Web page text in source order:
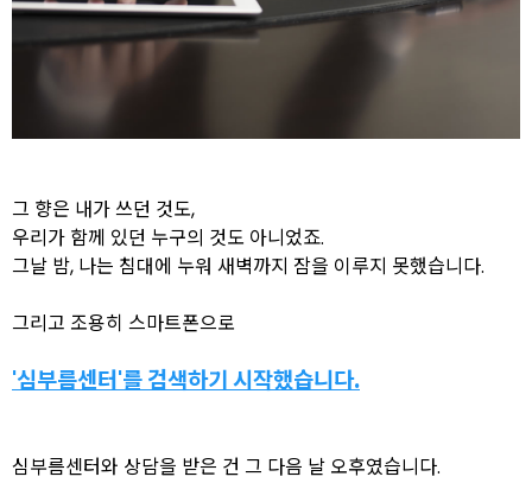
그 향은 내가 쓰던 것도,
우리가 함께 있던 누구의 것도 아니었죠.
그날 밤, 나는 침대에 누워 새벽까지 잠을 이루지 못했습니다.
그리고 조용히 스마트폰으로
'심부름센터'를 검색하기 시작했습니다.
심부름센터와 상담을 받은 건 그 다음 날 오후였습니다.